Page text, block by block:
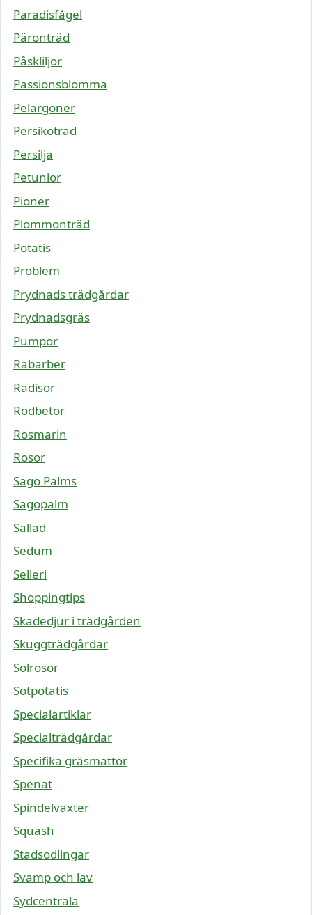
Paradisfågel
Päronträd
Påskliljor
Passionsblomma
Pelargoner
Persikoträd
Persilja
Petunior
Pioner
Plommonträd
Potatis
Problem
Prydnads trädgårdar
Prydnadsgräs
Pumpor
Rabarber
Rädisor
Rödbetor
Rosmarin
Rosor
Sago Palms
Sagopalm
Sallad
Sedum
Selleri
Shoppingtips
Skadedjur i trädgården
Skuggträdgårdar
Solrosor
Sötpotatis
Specialartiklar
Specialträdgårdar
Specifika gräsmattor
Spenat
Spindelväxter
Squash
Stadsodlingar
Svamp och lav
Sydcentrala